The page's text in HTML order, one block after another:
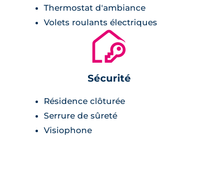
Thermostat d'ambiance
Volets roulants électriques
🔐
Sécurité
Résidence clôturée
Serrure de sûreté
Visiophone